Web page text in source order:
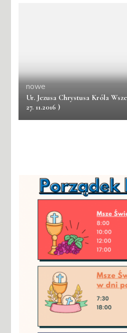
nowe
Ur. Jezusa Chrystusa Króla
27. 11.2016 )